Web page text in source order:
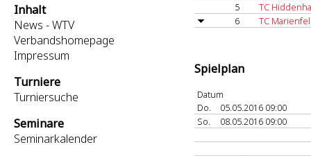
Inhalt
News - WTV
Verbandshomepage
Impressum
Turniere
Turniersuche
Seminare
Seminarkalender
5
TC
6
TC
Spielplan
Datum
Do.
05.05.2016 09:00
So.
08.05.2016 09:00